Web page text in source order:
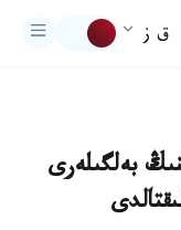
ق ز
بەلگىلەرى